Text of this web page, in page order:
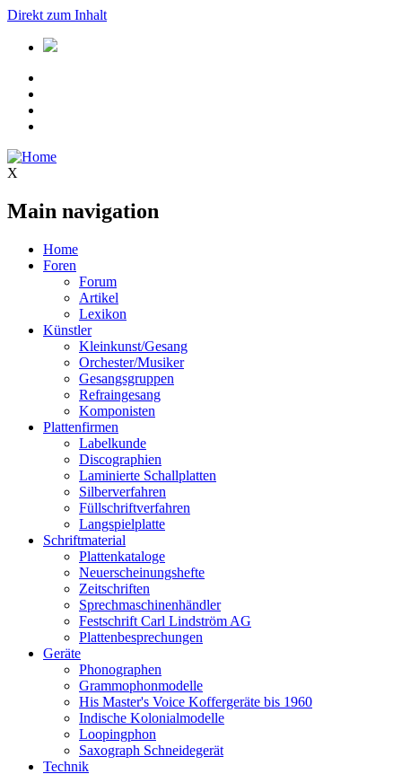
Direkt zum Inhalt
X
Main navigation
Home
Foren
Forum
Artikel
Lexikon
Künstler
Kleinkunst/Gesang
Orchester/Musiker
Gesangsgruppen
Refraingesang
Komponisten
Plattenfirmen
Labelkunde
Discographien
Laminierte Schallplatten
Silberverfahren
Füllschriftverfahren
Langspielplatte
Schriftmaterial
Plattenkataloge
Neuerscheinungshefte
Zeitschriften
Sprechmaschinenhändler
Festschrift Carl Lindström AG
Plattenbesprechungen
Geräte
Phonographen
Grammophonmodelle
His Master's Voice Koffergeräte bis 1960
Indische Kolonialmodelle
Loopingphon
Saxograph Schneidegerät
Technik